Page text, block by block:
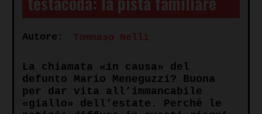
Autore: Tommaso Nelli
La chiamata «in causa» del
defunto Mario Meneguzzi? Buona
per dar vita all’immancabile
«giallo» dell’estate. Perché le